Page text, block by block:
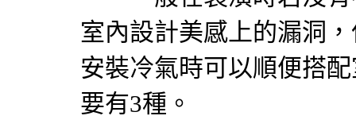
室內設計美感上的漏洞
安裝冷氣時可以順便搭
要有3種。